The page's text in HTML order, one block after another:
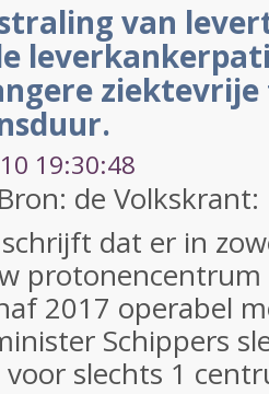
van
19:30:48
de Volkskrant:
dat er in
2017 operabel
Schippers
slechts 1